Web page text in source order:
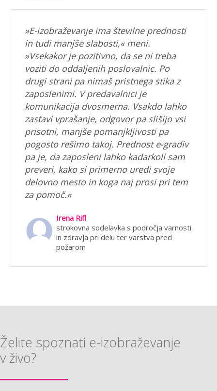
»E-izobraževanje ima številne prednosti
in tudi manjše slabosti,« meni.
»Vsekakor je pozitivno, da se ni treba
voziti do oddaljenih poslovalnic. Po
drugi strani pa nimaš pristnega stika z
zaposlenimi. V predavalnici je
komunikacija dvosmerna. Vsakdo lahko
zastavi vprašanje, odgovor pa slišijo vsi
prisotni, manjše pomanjkljivosti pa
pogosto rešimo takoj. Prednost e-gradiv
pa je, da zaposleni lahko kadarkoli sam
preveri, kako si primerno uredi svoje
delovno mesto in koga naj prosi pri tem
za pomoč.«
Irena Rifl
strokovna sodelavka s področja varnosti
in zdravja pri delu ter varstva pred
požarom
Želite spoznati e-izobraževanje
v živo?